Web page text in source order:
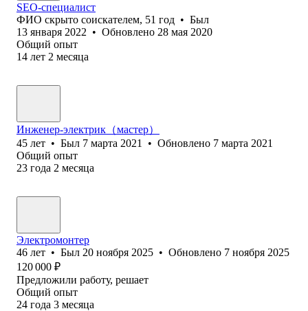
SEO-специалист
ФИО скрыто соискателем, 51 год • Был
13 января 2022 • Обновлено 28 мая 2020
Общий опыт
14 лет 2 месяца
Инженер-электрик（мастер）
45 лет • Был 7 марта 2021 • Обновлено 7 марта 2021
Общий опыт
23 года 2 месяца
Электромонтер
46 лет • Был 20 ноября 2025 • Обновлено 7 ноября 2025
120 000 ₽
Предложили работу, решает
Общий опыт
24 года 3 месяца